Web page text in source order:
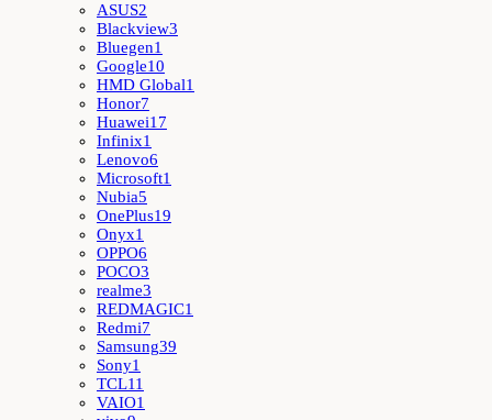
ASUS2
Blackview3
Bluegen1
Google10
HMD Global1
Honor7
Huawei17
Infinix1
Lenovo6
Microsoft1
Nubia5
OnePlus19
Onyx1
OPPO6
POCO3
realme3
REDMAGIC1
Redmi7
Samsung39
Sony1
TCL11
VAIO1